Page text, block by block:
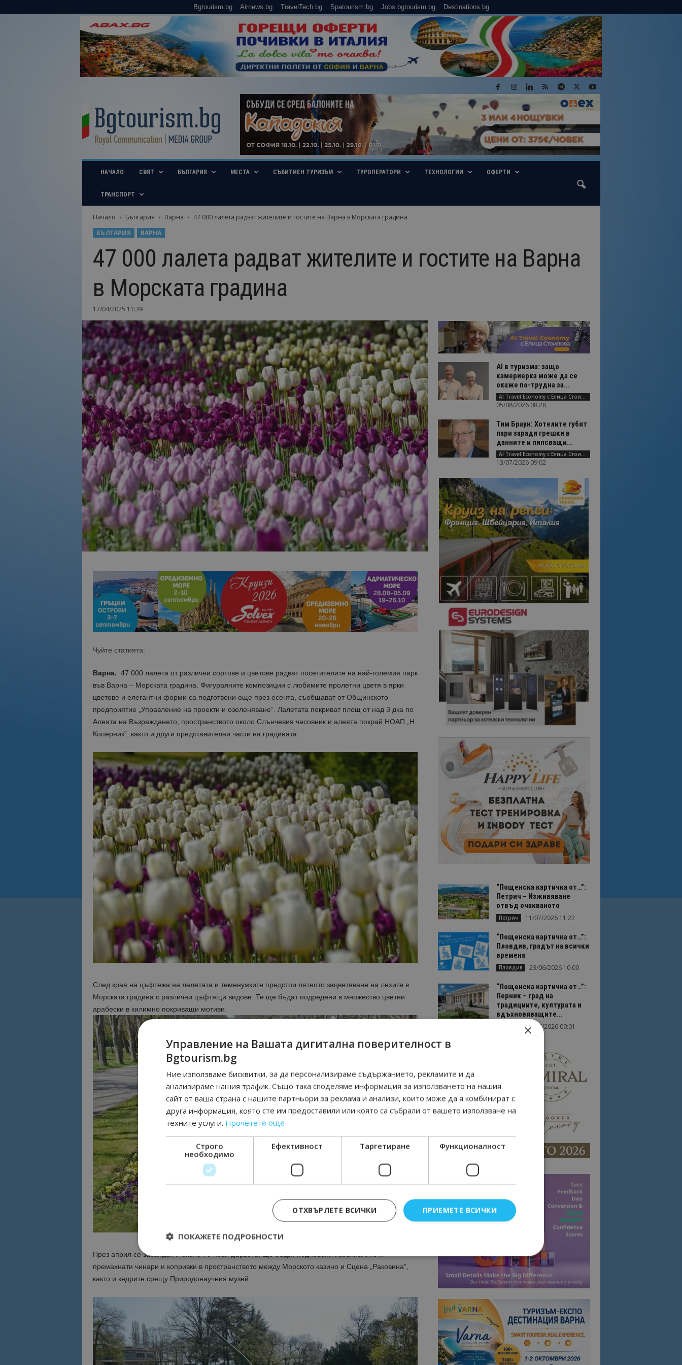
Bgtourism.bg Airnews.bg TravelTech.bg Spatourism.bg Jobs.bgtourism.bg Destinations.bg
u
i
b
о
т
о
о
т
т
у
р
и
м
а
!
НАЧАЛО СВЯТ БЪЛГАРИЯ МЕСТА СЪБИТИЕН ТУРИЗЪМ ТУРОПЕРАТОРИ ТЕХНОЛОГИИ ОФЕРТИ
ТРАНСПОРТ
Начало България Варна
47 000 лалета радват жителите и гостите на Варна в Морската градина
БЪЛГАРИЯ
ВАРНА
47 000 лалета радват жителите и гостите на Варна
в Морската градина
17/04/2025 11:39
Чуйте статията:
Варна. 47 000 лалета от различни сортове и цветове радват посетителите на най-големия парк
във Варна – Морската градина. Фигуралните композиции с любимите пролетни цветя в ярки
цветове и елегантни форми са подготвени още през есента, съобщават от Общинското
предприятие „Управление на проекти и озеленяване”. Лалетата покриват площ от над 3 дка по
Алеята на Възраждането, пространството около Слънчевия часовник и алеята покрай НОАП „Н.
Коперник”, както и други представителни части на градината.
След края на цъфтежа на лалетата и теменужките предстои лятното зацветяване на лехите в
Морската градина с различни цъфтящи видове. Те ще бъдат подредени в множество цветни
арабески в килимно покриващи мотиви.
През април се засаждат и около 70 нови дървета. Ще бъдат подновени изсъхналите и
премахнати чинари и копривки в пространството между Морското казино и Сцена „Раковина”,
както и кедрите срещу Природонаучния музей.
AI в туризма: защо
камериерка може да се
окаже по-трудна за...
AI Travel Economy с Елица Стоилова
05/08/2026 08:28
Тим Браун: Хотелите губят
пари заради грешки в
данните и липсващи...
AI Travel Economy с Елица Стоилова
13/07/2026 09:02
“Пощенска картичка от…”:
Петрич – Изживяване
отвъд очакваното
Петрич 11/07/2026 11:22
“Пощенска картичка от…”:
Пловдив, градът на всички
времена
Пловдив 23/06/2026 10:00
“Пощенска картичка от…”:
Перник – град на
традициите, културата и
вдъхновяващите...
17/06/2026 09:01
×
Управление на Вашата дигитална поверителност в
Bgtourism.bg
Ние използваме бисквитки, за да персонализираме съдържанието, рекламите и да
анализираме нашия трафик. Също така споделяме информация за използването на нашия
сайт от ваша страна с нашите партньори за реклама и анализи, които може да я комбинират с
друга информация, която сте им предоставили или която са събрали от вашето използване на
техните услуги. Прочетете още
Строго
необходимо
Ефективност Таргетиране Функционалност
ПРИЕМЕТЕ ВСИЧКИ
ОТХВЪРЛЕТЕ ВСИЧКИ
ПОКАЖЕТЕ ПОДРОБНОСТИ
Строго необходимо Функционалност
Строго необходимите бисквитки позволяват основната функционалност на уебсайта, като потребителско влизане и
управление на акаунта. Уебсайтът не може да се използва правилно без строго необходими бисквитки.
Име
Доставчик
Домейн
Описание
cookie_notice_accepted
lisandraramos.com
bgtourism.bg
7 дни
Тази бисквитка се използва, за да запомните съгласието
на потребителя за използването на бисквитки на сайта.